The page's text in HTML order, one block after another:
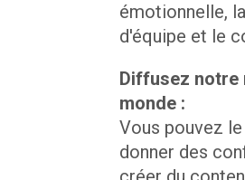
émotionnelle,
d'équipe et le
Diffusez notre
monde :
Vous pouvez
donner des